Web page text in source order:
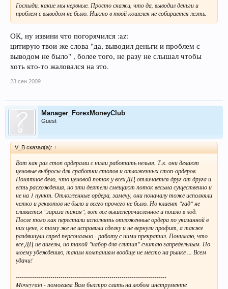
Госпыди, какие мы нервные. Просто скажи, что да, выводил деньги и
проблем с выводом не было. Никто в твой кошелек не собирается лезть.
ОК, ну извини что погорячился :az:
цитирую твои-же слова "да, выводил деньги и проблем с
выводом не было" , более того, не разу не слышал чтобы
хоть кто-то жаловался на это.
23 сен 2009
Manager_ForexMoneyClub
Guest
V_B сказал(а): ↑
Вот как раз стоп ордерами с ними работать нельзя. Т.к. они делают
ценовые выбросы для сработки стопов и отложенных стоп-ордеров.
Понятное дело, что ценовой поток у всех ДЦ отличается друг от друга и
есть расхождения, но эти деятели смещают поток весьма существенно и
не на 1 пункт. Отложенные ордера, замечу, они поначалу тоже исполняли
четко и реквотов не было и всего прочего не было. Но клиент "гад" не
сливается "зараза такая", вот все вышеперечисленное и пошло в ход.
После того как перестали исполнять отложенные ордера по указанной в
них цене, к тому же не исправили сделку и не вернули профит, а также
раздвинули спред персонально - работу с ними прекратил. Понимаю, что
все ДЦ не ангелы, но такой "набор для слития" считаю запредельным. По
моему убеждению, таким компаниям вообще не место на рынке ... Всем
удачи!
--------------------------------------------------------------------------
Moneyrain - помогаем Вам быстро слить на любом инструменте